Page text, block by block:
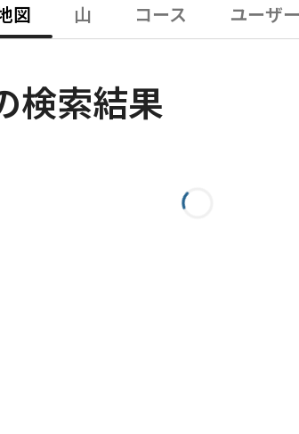
図 山 コース ユーザー
検索結果